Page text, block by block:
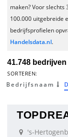
maken? Voor slechts
100.000 uitgebreide
bedrijfsprofielen
Handelsdata.nl.
41.748
SORTEREN:
Bedrijfsnaam
's-